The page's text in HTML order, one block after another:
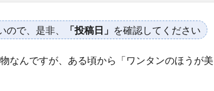
で、是非、 「投稿日」 を確認してください
なんですが、ある頃から「ワンタンのほうが美